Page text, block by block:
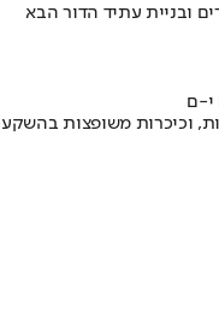
ובניית עתיד הדור הבא
י-ם